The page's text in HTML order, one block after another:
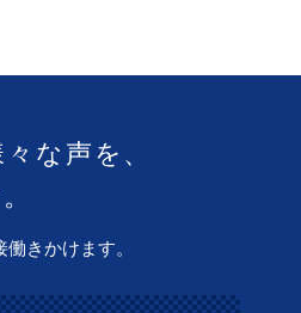
な声を、
きかけます。